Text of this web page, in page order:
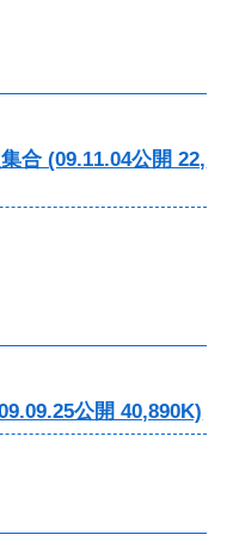
合 (09.11.04公開 22,
公開 40,890K)